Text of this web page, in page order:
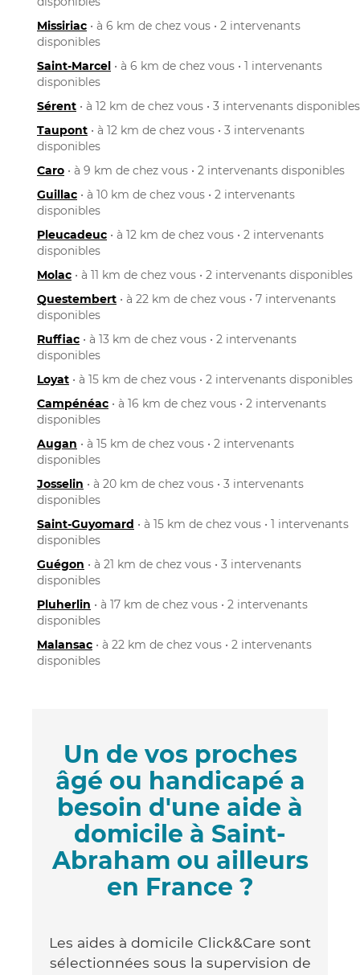
Missiriac • à 6 km de chez vous • 2 intervenants
disponibles
Saint-Marcel • à 6 km de chez vous • 1 intervenants
disponibles
Sérent • à 12 km de chez vous • 3 intervenants disponibles
Taupont • à 12 km de chez vous • 3 intervenants
disponibles
Caro • à 9 km de chez vous • 2 intervenants disponibles
Guillac • à 10 km de chez vous • 2 intervenants
disponibles
Pleucadeuc • à 12 km de chez vous • 2 intervenants
disponibles
Molac • à 11 km de chez vous • 2 intervenants disponibles
Questembert • à 22 km de chez vous • 7 intervenants
disponibles
Ruffiac • à 13 km de chez vous • 2 intervenants
disponibles
Loyat • à 15 km de chez vous • 2 intervenants disponibles
Campénéac • à 16 km de chez vous • 2 intervenants
disponibles
Augan • à 15 km de chez vous • 2 intervenants
disponibles
Josselin • à 20 km de chez vous • 3 intervenants
disponibles
Saint-Guyomard • à 15 km de chez vous • 1 intervenants
disponibles
Guégon • à 21 km de chez vous • 3 intervenants
disponibles
Pluherlin • à 17 km de chez vous • 2 intervenants
disponibles
Malansac • à 22 km de chez vous • 2 intervenants
disponibles
Un de vos proches
âgé ou handicapé a
besoin d'une aide à
domicile à Saint-
Abraham ou ailleurs
en France ?
Les aides à domicile Click&Care sont
sélectionnées sous la supervision de